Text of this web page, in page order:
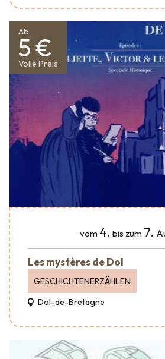
Ab
5 €
Volle Preis
vom 4. bis zum 7.
Les mystères de Dol
GESCHICHTENERZÄHLEN
Dol-de-Bretagne